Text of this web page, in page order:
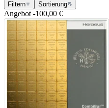
Filtern Sortierung
Angebot -100,00 €